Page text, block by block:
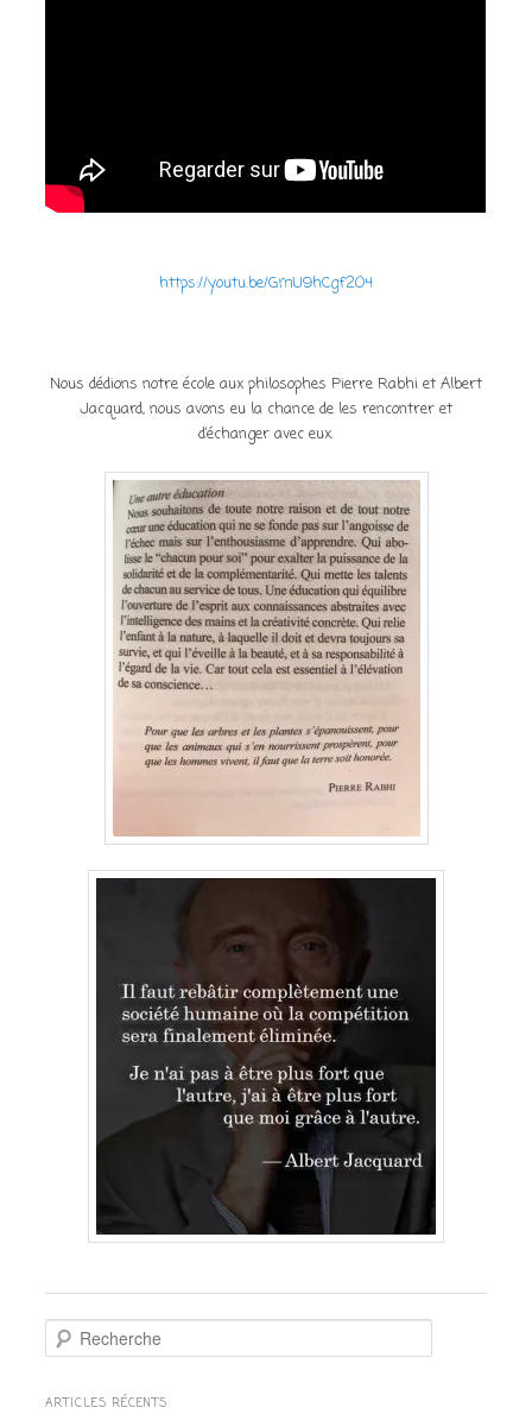
https://youtu.be/GmU9hCgf2O4
Nous dédions notre école aux philosophes Pierre Rabhi et Albert
Jacquard, nous avons eu la chance de les rencontrer et
d’échanger avec eux.
e
h
ARTICLES RÉCENTS